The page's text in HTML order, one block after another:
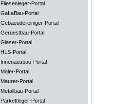
Fliesenleger-Portal
GaLaBau-Portal
Gebaeudereiniger-Portal
Geruestbau-Portal
Glaser-Portal
HLS-Portal
Innenausbau-Portal
Maler-Portal
Maurer-Portal
Metallbau-Portal
Parkettleger-Portal